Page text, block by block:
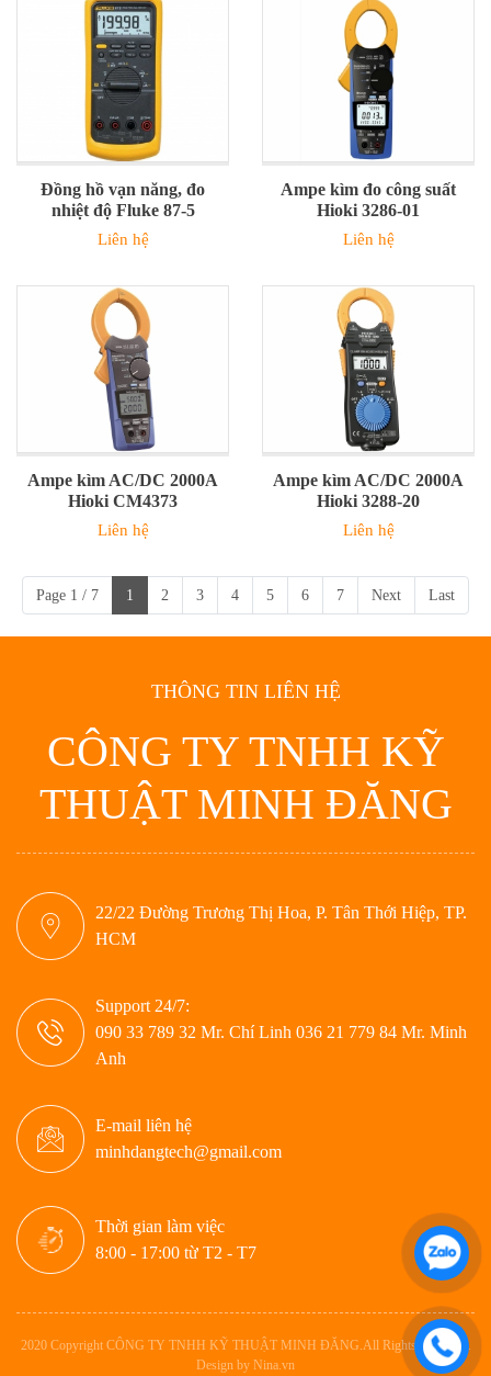
Đồng hồ vạn năng, đo
nhiệt độ Fluke 87-5
Liên hệ
Ampe kìm đo công suất
Hioki 3286-01
Liên hệ
Ampe kìm AC/DC 2000A
Hioki CM4373
Liên hệ
Ampe kìm AC/DC 2000A
Hioki 3288-20
Liên hệ
Page 1 / 7 1 2 3 4 5 6 7 Next Last
THÔNG TIN LIÊN HỆ
CÔNG TY TNHH KỸ
THUẬT MINH ĐĂNG
22/22 Đường Trương Thị Hoa, P. Tân Thới Hiệp, TP.
HCM
Support 24/7:
090 33 789 32 Mr. Chí Linh 036 21 779 84 Mr. Minh
Anh
E-mail liên hệ
minhdangtech@gmail.com
Thời gian làm việc
8:00 - 17:00 từ T2 - T7
2020 Copyright CÔNG TY TNHH KỸ THUẬT MINH ĐĂNG.All Rights Reserved.
Design by Nina.vn